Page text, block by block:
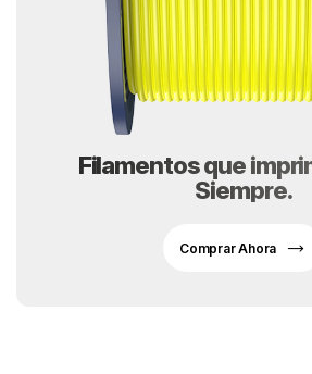
Filamentos que
Siempre.
Comprar Ahora